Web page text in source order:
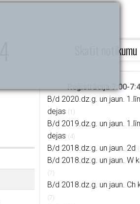
Skatīt notikumu
Reģistrācija 7:00-
B/d 2020.dz.g. un jaun.
dejas (1)
B/d 2019.dz.g. un jaun.
dejas (4)
B/d 2018.dz.g. un jaun. 2d
B/d 2018.dz.g. un jaun. W
(7)
B/d 2018.dz.g. un jaun. Ch
(7)